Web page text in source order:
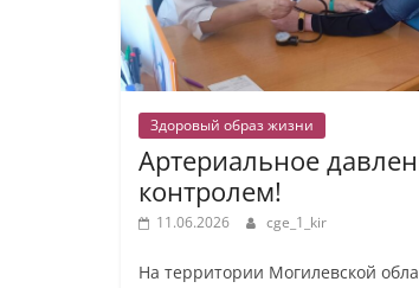
Здоровый образ жизни
Артериальное
контролем!
11.06.2026 cge_1_kir
На территории Могилевской